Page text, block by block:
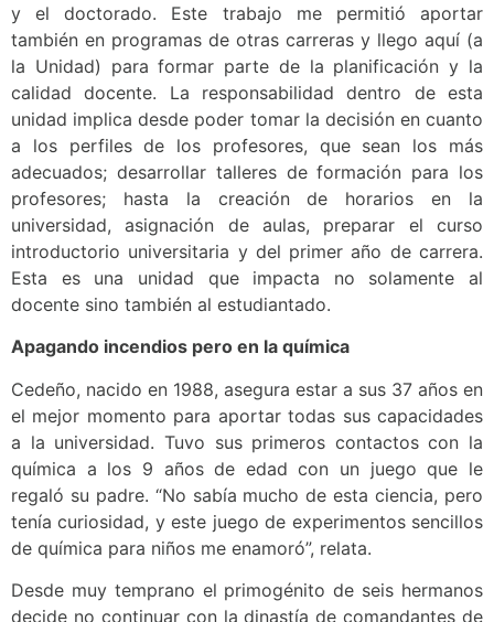
y el doctorado. Este trabajo me permitió aportar
también en programas de otras carreras y llego aquí (a
la Unidad) para formar parte de la planificación y la
calidad docente. La responsabilidad dentro de esta
unidad implica desde poder tomar la decisión en cuanto
a los perfiles de los profesores, que sean los más
adecuados; desarrollar talleres de formación para los
profesores; hasta la creación de horarios en la
universidad, asignación de aulas, preparar el curso
introductorio universitaria y del primer año de carrera.
Esta es una unidad que impacta no solamente al
docente sino también al estudiantado.
Apagando incendios pero en la química
Cedeño, nacido en 1988, asegura estar a sus 37 años en
el mejor momento para aportar todas sus capacidades
a la universidad. Tuvo sus primeros contactos con la
química a los 9 años de edad con un juego que le
regaló su padre. “No sabía mucho de esta ciencia, pero
tenía curiosidad, y este juego de experimentos sencillos
de química para niños me enamoró”, relata.
Desde muy temprano el primogénito de seis hermanos
decide no continuar con la dinastía de comandantes de